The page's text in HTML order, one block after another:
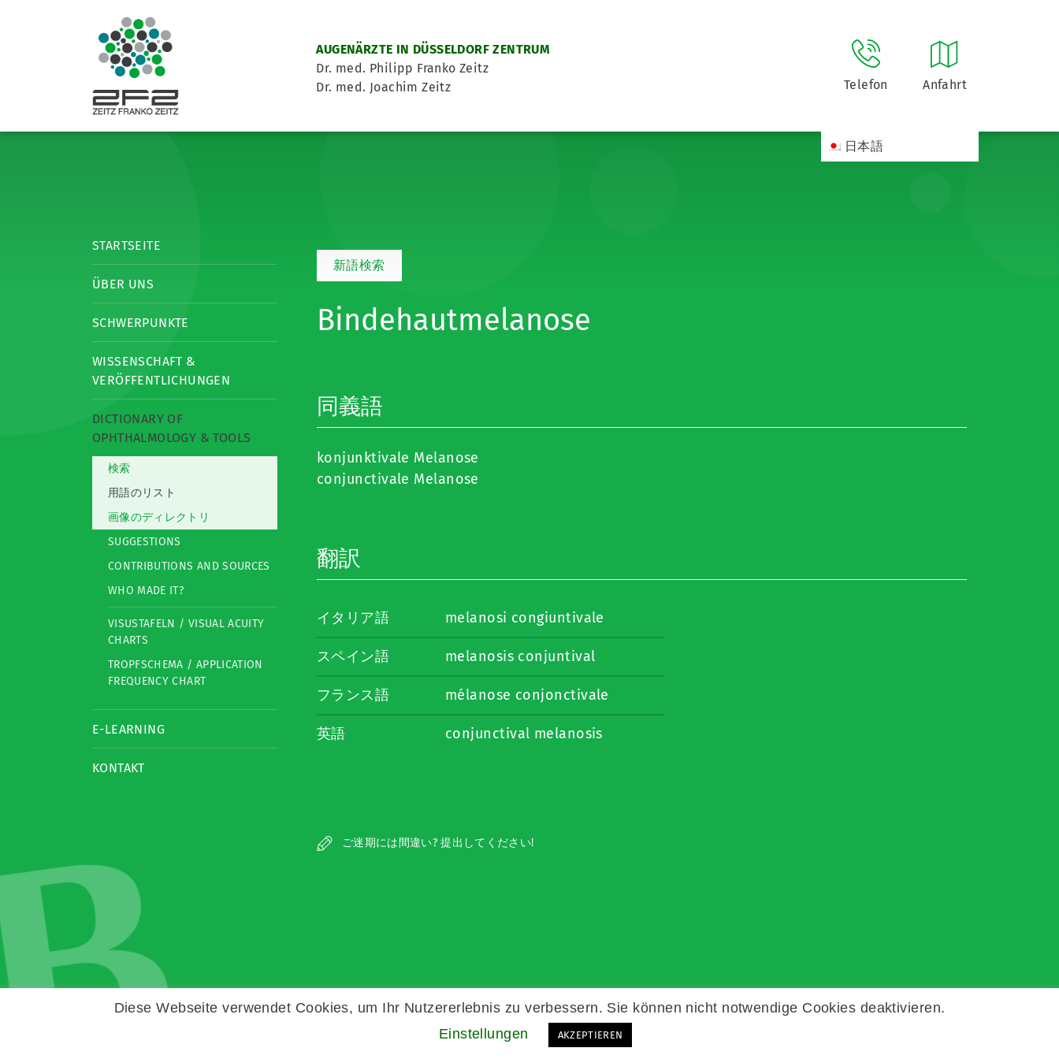
AUGENÄRZTE IN DÜSSELDORF ZENTRUM
Dr. med. Philipp Franko Zeitz
Dr. med. Joachim Zeitz
Telefon Anfahrt
日本語
STARTSEITE
ÜBER UNS
SCHWERPUNKTE
WISSENSCHAFT &
VERÖFFENTLICHUNGEN
DICTIONARY OF
OPHTHALMOLOGY & TOOLS
検索
用語のリスト
画像のディレクトリ
SUGGESTIONS
CONTRIBUTIONS AND SOURCES
WHO MADE IT?
VISUSTAFELN / VISUAL ACUITY
CHARTS
TROPFSCHEMA / APPLICATION
FREQUENCY CHART
E-LEARNING
KONTAKT
新語検索
Bindehautmelanose
同義語
konjunktivale Melanose
conjunctivale Melanose
翻訳
イタリア語 melanosi congiuntivale
スペイン語 melanosis conjuntival
フランス語 mélanose conjonctivale
英語 conjunctival melanosis
ご迷期には間違い? 提出してください!
Diese Webseite verwendet Cookies, um Ihr Nutzererlebnis zu verbessern. Sie können nicht notwendige Cookies deaktivieren.
Einstellungen
AKZEPTIEREN